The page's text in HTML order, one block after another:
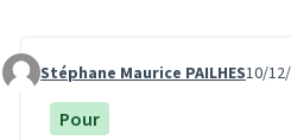
Commentaire 3239
Stéphane Maurice PAILHES10/
Pour